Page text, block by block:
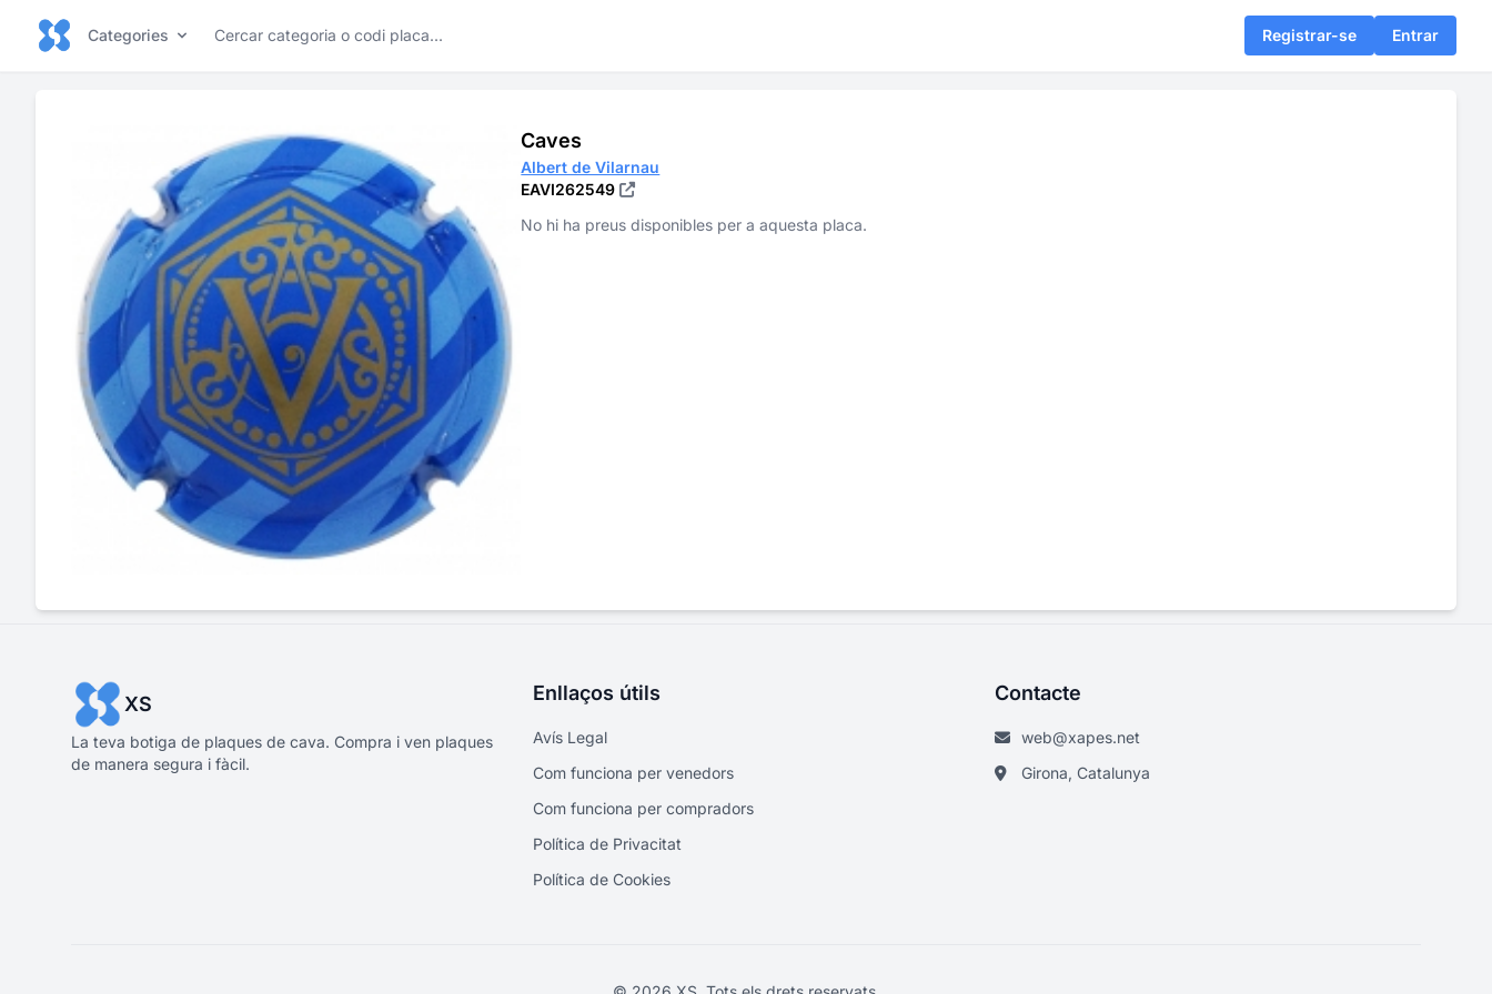
Categories Registrar-se Entrar
Caves
Albert de Vilarnau
EAVI262549
No hi ha preus disponibles per a aquesta placa.
XS
La teva botiga de plaques de cava. Compra i ven plaques
de manera segura i fàcil.
Enllaços útils
Avís Legal
Com funciona per venedors
Com funciona per compradors
Política de Privacitat
Política de Cookies
Contacte
web@xapes.net
Girona, Catalunya